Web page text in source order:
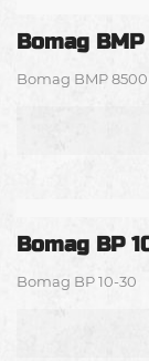
Bomag
Bomag BMP 8500
Bomag BP
Bomag BP 10-30